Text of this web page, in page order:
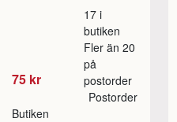
75 kr
17 i
butiken
Fler än 20
på
postorder
Butiken
Postorder